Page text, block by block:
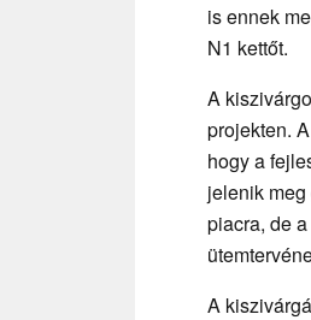
is ennek
N1 kettőt.
A
projekten.
hogy a
jelenik
piacra, de
A